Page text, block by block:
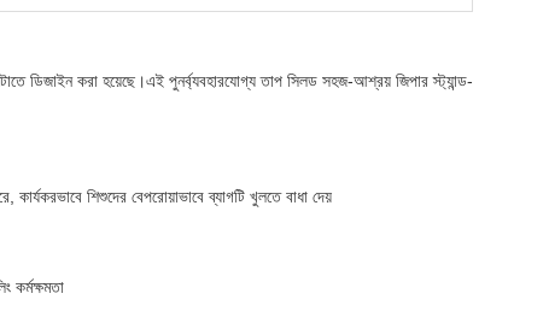
ডিজাইন করা হয়েছে।এই পুনর্ব্যবহারযোগ্য তাপ সিলড সহজ-আশ্রয় জিপার স্ট্যান্ড-
কার্যকরভাবে শিশুদের বেপরোয়াভাবে ব্যাগটি খুলতে বাধা দেয়
কর্মক্ষমতা